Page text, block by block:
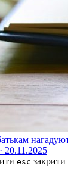
20.11.2025
esc закрити